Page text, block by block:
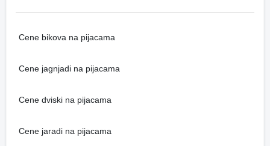
Cene bikova na pijacama
Cene jagnjadi na pijacama
Cene dviski na pijacama
Cene jaradi na pijacama